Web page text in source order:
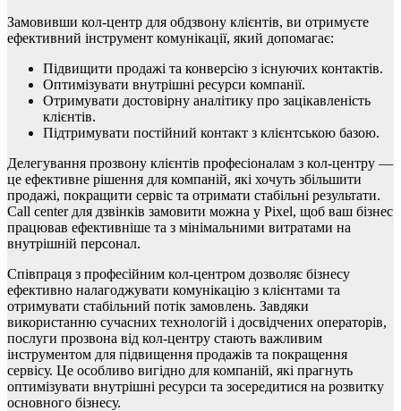
Замовивши кол-центр для обдзвону клієнтів, ви отримуєте
ефективний інструмент комунікації, який допомагає:
Підвищити продажі та конверсію з існуючих контактів.
Оптимізувати внутрішні ресурси компанії.
Отримувати достовірну аналітику про зацікавленість
клієнтів.
Підтримувати постійний контакт з клієнтською базою.
Делегування прозвону клієнтів професіоналам з кол-центру —
це ефективне рішення для компаній, які хочуть збільшити
продажі, покращити сервіс та отримати стабільні результати.
Call center для дзвінків замовити можна у Pixel, щоб ваш бізнес
працював ефективніше та з мінімальними витратами на
внутрішній персонал.
Співпраця з професійним кол-центром дозволяє бізнесу
ефективно налагоджувати комунікацію з клієнтами та
отримувати стабільний потік замовлень. Завдяки
використанню сучасних технологій і досвідчених операторів,
послуги прозвона від кол-центру стають важливим
інструментом для підвищення продажів та покращення
сервісу. Це особливо вигідно для компаній, які прагнуть
оптимізувати внутрішні ресурси та зосередитися на розвитку
основного бізнесу.